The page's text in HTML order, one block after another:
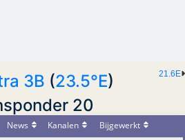
21.6E
3B (23.5°E)
20
News Kanalen
Bijgewerkt